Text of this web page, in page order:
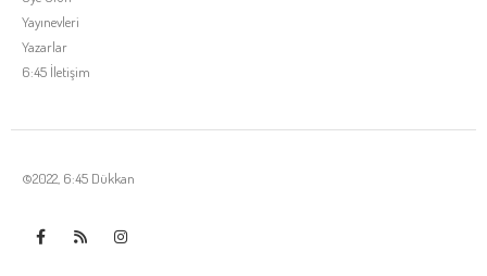
Yayınevleri
Yazarlar
6:45 İletişim
©2022, 6:45 Dükkan